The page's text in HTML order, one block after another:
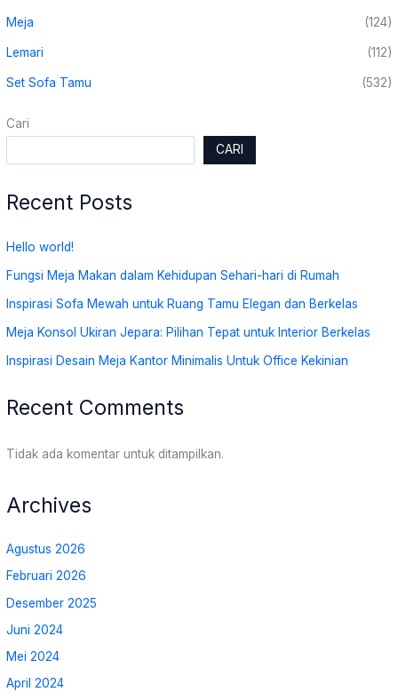
Meja (124)
Lemari (112)
Set Sofa Tamu (532)
Cari
CARI
Recent Posts
Hello world!
Fungsi Meja Makan dalam Kehidupan Sehari-hari di Rumah
Inspirasi Sofa Mewah untuk Ruang Tamu Elegan dan Berkelas
Meja Konsol Ukiran Jepara: Pilihan Tepat untuk Interior Berkelas
Inspirasi Desain Meja Kantor Minimalis Untuk Office Kekinian
Recent Comments
Tidak ada komentar untuk ditampilkan.
Archives
Agustus 2026
Februari 2026
Desember 2025
Juni 2024
Mei 2024
April 2024